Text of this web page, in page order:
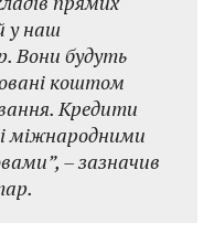
у наш
Вони будуть
коштом
Кредити
міжнародними
, – зазначив